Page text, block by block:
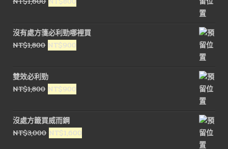
價
格：
NT$1,600。
價
格：
NT$800。
沒有處方箋必利勁哪裡買
NT$1,800 原
價
格：
NT$1,800。
NT$900
價
格：
NT$900。
雙效必利勁
NT$1,800 原
價
格：
NT$1,800。
NT$900
價
格：
NT$900。
沒處方籤買威而鋼
NT$3,000 原
NT$1,600